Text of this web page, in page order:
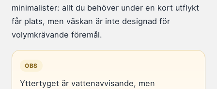
minimalister: allt du behöver under en kort utflykt
får plats, men väskan är inte designad för
volymkrävande föremål.
OBS
Yttertyget är vattenavvisande, men